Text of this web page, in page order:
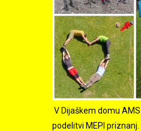
V Dijaškem domu
podelitvi MEPI priznanj.